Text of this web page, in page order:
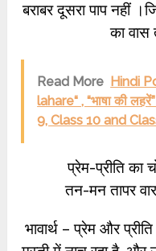
बराबर दूसरा पाप नहीं
का वास
Read More Hindi
lahare“ , “भाषा की
9, Class 10 and
प्रेम-प्रीति का
तन-मन तापर
भावार्थ – प्रेम और